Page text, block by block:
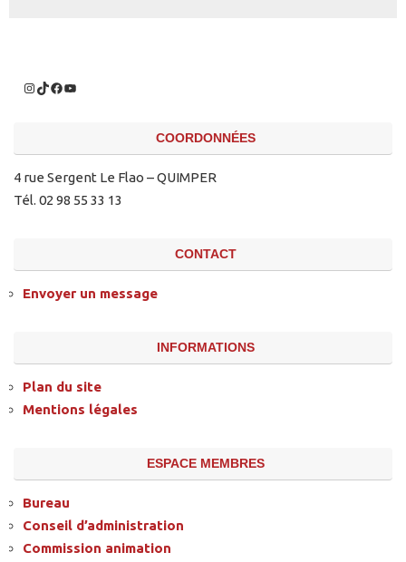
COORDONNÉES
4 rue Sergent Le Flao – QUIMPER
Tél. 02 98 55 33 13
CONTACT
Envoyer un message
INFORMATIONS
Plan du site
Mentions légales
ESPACE MEMBRES
Bureau
Conseil d’administration
Commission animation